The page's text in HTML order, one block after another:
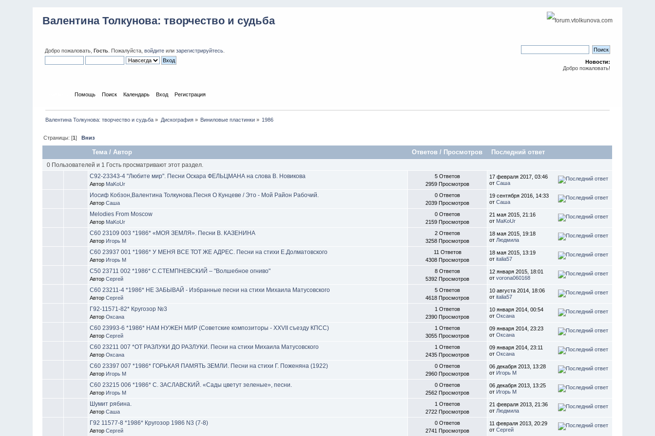
Валентина Толкунова: творчество и судьба
Добро пожаловать,Гость . Пожалуйста,войдите илизарегистрируйтесь
Новости:
Добро пожаловать!
Помощь Поиск Календарь Вход Регистрация
Валентина Толкунова: творчество и судьба » Дискография» Виниловые пластинки » 1986
Страницы: [1]Вниз
Тема / Автор Ответов / Просмотров Последний ответ
0 Пользователей и 1 Гость просматривают этот раздел.
С92-23343-4 "Любите мир". Песни Оскара ФЕЛЬЦМАНА на слова В. Новикова
Автор MaKoUr
5 Ответов
2959 Просмотров
17 февраля 2017, 03:46
отСаша
Иосиф Кобзон,Валентина Толкунова.Песня О Кунцеве / Это - Мой Район Рабочий.
АвторСаша
0 Ответов
2039 Просмотров
19 сентября 2016, 14:33
отСаша
Melodies From Moscow
Автор MaKoUr
0 Ответов
2159 Просмотров
21 мая 2015, 21:16
от MaKoUr
С60 23109 003 *1986* «МОЯ ЗЕМЛЯ». Песни В. КАЗЕНИНА
Автор Игорь М
2 Ответов
3258 Просмотров
18 мая 2015, 19:18
от Людмила
С60 23937 001 *1986* У МЕНЯ ВСЕ ТОТ ЖЕ АДРЕС. Песни на стихи Е.Долматовского
Автор Игорь М
11 Ответов
4308 Просмотров
18 мая 2015, 13:19
отitalia57
С50 23711 002 *1986* С.СТЕМПНЕВСКИЙ – "Волшебное огниво"
АвторСергей
8 Ответов
5392 Просмотров
12 января 2015, 18:01
отvorona060168
С60 23211-4 *1986* НЕ ЗАБЫВАЙ - Избранные песни на стихи Михаила Матусовского
АвторСергей
5 Ответов
4618 Просмотров
10 августа 2014, 18:06
отitalia57
Г92-11571-82* Кругозор №3
АвторОксана
1 Ответов
2390 Просмотров
10 января 2014, 00:54
отОксана
С60 23993-6 *1986* НАМ НУЖЕН МИР (Советские композиторы - ХХVII съезду КПСС)
АвторСергей
1 Ответов
3055 Просмотров
09 января 2014, 23:23
отОксана
С60 23211 007 *ОТ РАЗЛУКИ ДО РАЗЛУКИ. Песни на стихи Михаила Матусовского
АвторОксана
1 Ответов
2435 Просмотров
09 января 2014, 23:11
отОксана
С60 23397 007 *1986* ГОРЬКАЯ ПАМЯТЬ ЗЕМЛИ. Песни на стихи Г. Поженяна (1922)
Автор Игорь М
0 Ответов
2960 Просмотров
06 декабря 2013, 13:28
от Игорь М
С60 23215 006 *1986* С. ЗАСЛАВСКИЙ. «Сады цветут зеленые», песни.
Автор Игорь М
0 Ответов
2562 Просмотров
06 декабря 2013, 13:25
от Игорь М
Шумит рябина.
АвторСаша
1 Ответов
2722 Просмотров
21 февраля 2013, 21:36
от Людмила
Г92 11577-8 *1986* Кругозор 1986 N3 (7-8)
АвторСергей
0 Ответов
2741 Просмотров
11 февраля 2013, 20:29
отСергей